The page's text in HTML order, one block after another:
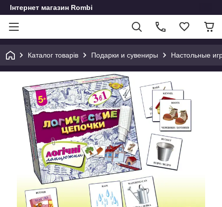
Інтернет магазин Rombi
Каталог товарів Подарки и сувениры Настольные